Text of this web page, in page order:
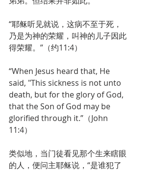
“耶稣听见就说，这病不至于死，
乃是为神的荣耀，叫神的儿子因此
得荣耀。”（约11:4）
“When Jesus heard that, He
said, "This sickness is not unto
death, but for the glory of God,
that the Son of God may be
glorified through it.”（John
11:4）
类似地，当门徒看见那个生来瞎眼
的人，便问主耶稣说，“是谁犯了